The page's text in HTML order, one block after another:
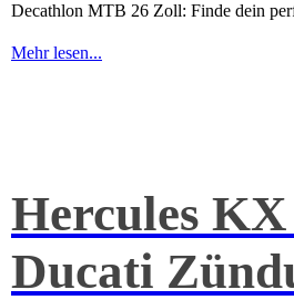
Decathlon MTB 26 Zoll: Finde dein
Mehr lesen...
Hercules
Ducati